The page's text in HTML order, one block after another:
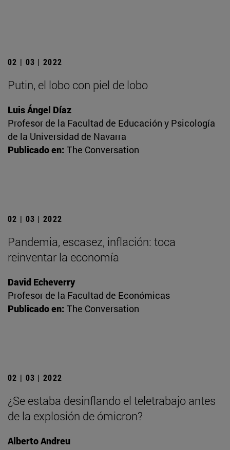
02 | 03 | 2022
Putin, el lobo con piel de lobo
Luis Ángel Díaz
Profesor de la Facultad de Educación y Psicología
de la Universidad de Navarra
Publicado en: The Conversation
02 | 03 | 2022
Pandemia, escasez, inflación: toca
reinventar la economía
David Echeverry
Profesor de la Facultad de Económicas
Publicado en: The Conversation
02 | 03 | 2022
¿Se estaba desinflando el teletrabajo antes
de la explosión de ómicron?
Alberto Andreu